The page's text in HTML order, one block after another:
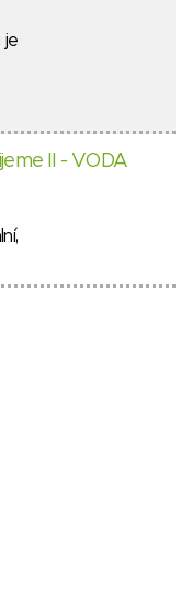
je
II - VODA